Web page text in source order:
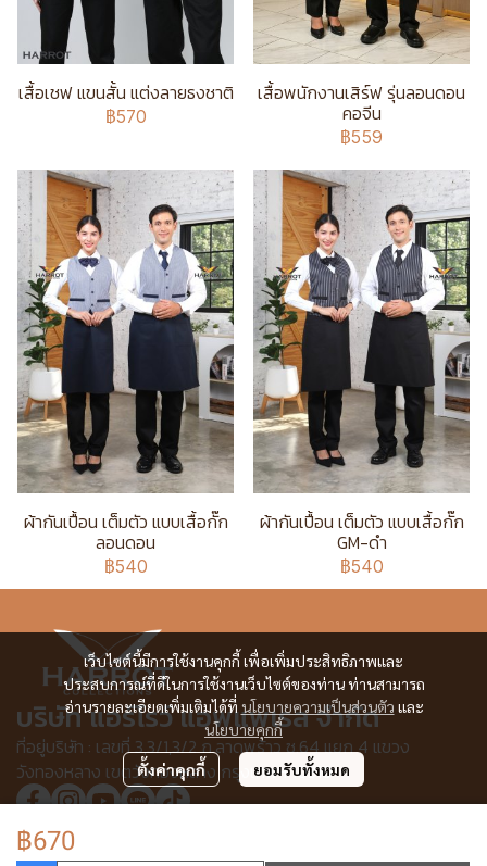
เสื้อเชฟ แขนสั้น แต่งลายธงชาติ
฿570
เสื้อพนักงานเสิร์ฟ รุ่นลอนดอน
คอจีน
฿559
ผ้ากันเปื้อน เต็มตัว แบบเสื้อกั๊ก
ลอนดอน
฿540
ผ้ากันเปื้อน เต็มตัว แบบเสื้อกั๊ก
GM-ดำ
฿540
฿670
เว็บไซต์นี้มีการใช้งานคุกกี้ เพื่อเพิ่มประสิทธิภาพและ
ประสบการณ์ที่ดีในการใช้งานเว็บไซต์ของท่าน ท่านสามารถ
อ่านรายละเอียดเพิ่มเติมได้ที่ นโยบายความเป็นส่วนตัว และ
นโยบายคุกกี้
ตั้งค่าคุกกี้ ยอมรับทั้งหมด
บริษัท แอร์โรว์ แอพแพเรล จำกัด
ที่อยู่บริษัท : เลขที่ 3,3/1,3/2 ก.ลาดพร้าว ซ.64 แยก 4 แขวง
วังทองหลาง เขตวังทองหลาง กรุงเทพฯ 10310